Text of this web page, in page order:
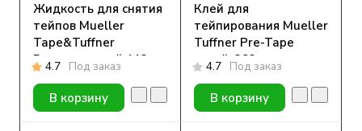
Жидкость для снятия
тейпов Mueller
Tape&Tuffner
Remover спрей 113гр.
4.7 Под заказ
В корзину
Клей для
тейпирования Mueller
Tuffner Pre-Tape
спрей, 283г
4.7 Под заказ
В корзину